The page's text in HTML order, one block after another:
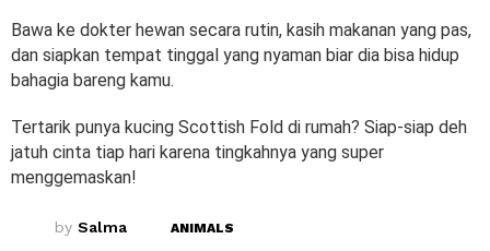
Bawa ke dokter hewan secara rutin, kasih makanan yang pas,
dan siapkan tempat tinggal yang nyaman biar dia bisa hidup
bahagia bareng kamu.
Tertarik punya kucing Scottish Fold di rumah? Siap-siap deh
jatuh cinta tiap hari karena tingkahnya yang super
menggemaskan!
by Salma ANIMALS